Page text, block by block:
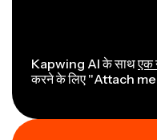
Kapwing AI के साथएक
करने के लिए "Attach